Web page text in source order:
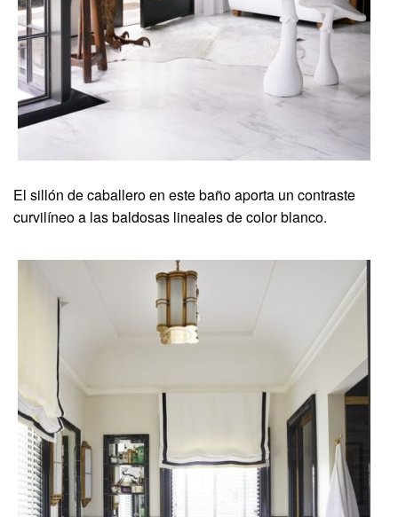
El sillón de caballero en este baño aporta un contraste
curvilíneo a las baldosas lineales de color blanco.